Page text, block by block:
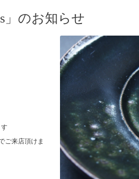
」のお知らせ
ご来店頂けま